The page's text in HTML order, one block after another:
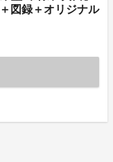
図録＋オリジナル